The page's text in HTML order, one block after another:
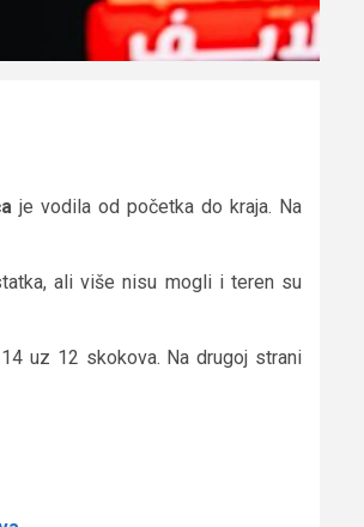
je vodila od početka do kraja. Na
ali više nisu mogli i teren su
14 uz 12 skokova. Na drugoj strani